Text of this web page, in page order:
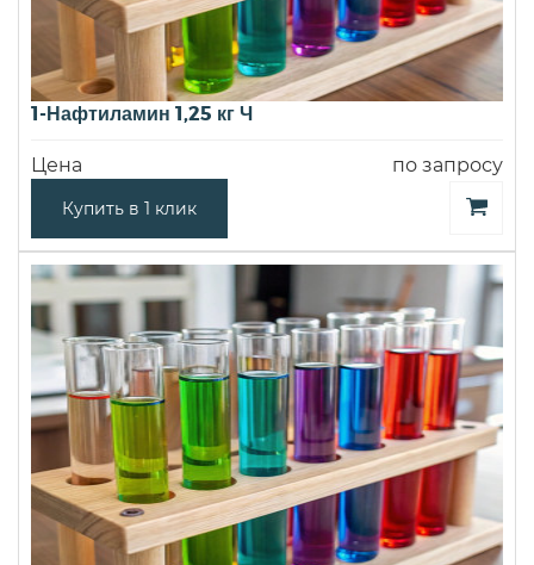
1-Нафтиламин 1,25 кг Ч
Цена по запросу
Купить в 1 клик